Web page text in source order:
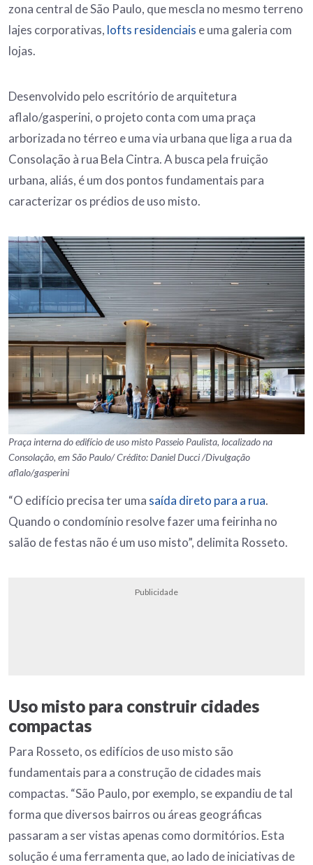
zona central de São Paulo, que mescla no mesmo terreno
lajes corporativas, lofts residenciais e uma galeria com
lojas.
Desenvolvido pelo escritório de arquitetura
aflalo/gasperini, o projeto conta com uma praça
arborizada no térreo e uma via urbana que liga a rua da
Consolação à rua Bela Cintra. A busca pela fruição
urbana, aliás, é um dos pontos fundamentais para
caracterizar os prédios de uso misto.
Praça interna do edifício de uso misto Passeio Paulista, localizado na
Consolação, em São Paulo/ Crédito: Daniel Ducci /Divulgação
aflalo/gasperini
“O edifício precisa ter uma saída direto para a rua.
Quando o condomínio resolve fazer uma feirinha no
salão de festas não é um uso misto”, delimita Rosseto.
Publicidade
Uso misto para construir cidades
compactas
Para Rosseto, os edifícios de uso misto são
fundamentais para a construção de cidades mais
compactas. “São Paulo, por exemplo, se expandiu de tal
forma que diversos bairros ou áreas geográficas
passaram a ser vistas apenas como dormitórios. Esta
solução é uma ferramenta que, ao lado de iniciativas de